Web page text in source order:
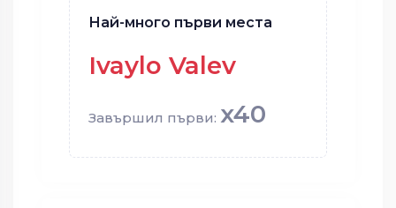
Най-много първи места
Ivaylo Valev
Завършил първи: x40